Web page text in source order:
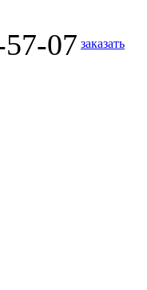
07 заказать